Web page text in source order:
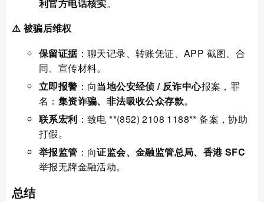
利官方电话核实。
⚠️ 被骗后维权
保留证据：聊天记录、转账凭证、APP 截图、合
同、宣传材料。
立即报警 ：向当地公安经侦 / 反诈中心报案，罪
名： 集资诈骗、非法吸收公众存款。
联系宏利 ：致电 **(852) 2108 1188** 备案，协助
打假。
举报监管 ：向证监会、金融监管总局、香港 SFC
举报无牌金融活动。
总结